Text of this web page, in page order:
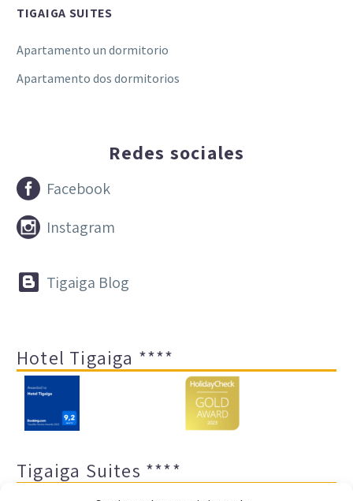
TIGAIGA SUITES
Apartamento un dormitorio
Apartamento dos dormitorios
Redes sociales

 Facebook

 Instagram

 Tigaiga Blog
Hotel Tigaiga ****
Tigaiga Suites ****